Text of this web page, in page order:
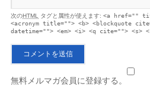
次のHTML タグと属性が使えます:<a href=""
<acronym title=""> <b> <blockquote
datetime=""> <em> <i> <q cite=""> <s>
無料メルマガ会員に登録する。